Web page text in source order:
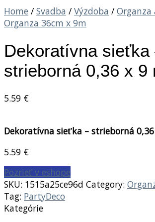
Home / Svadba / Výzdoba / Organza
Organza 36cm x 9m
Dekoratívna sieťka
strieborná 0,36 x 9
5.59 €
Dekoratívna sieťka – strieborná
5.59 €
Pozrieť v eshope
SKU: 1515a25ce96d Category:
Tag: PartyDeco
Kategórie